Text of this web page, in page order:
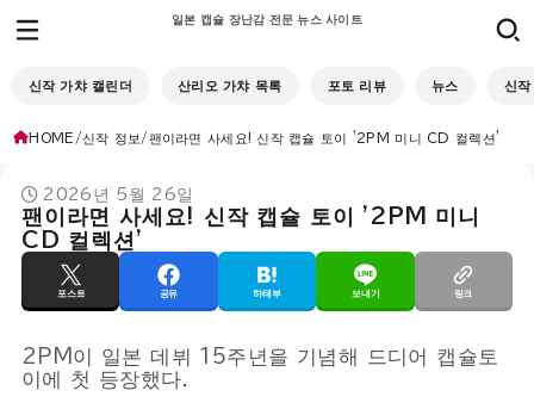
일본 캡슐 장난감 전문 뉴스 사이트
신작 가챠 캘린더 산리오 가챠 목록 포토 리뷰 뉴스 신작
HOME 신작 정보 팬이라면 사세요! 신작 캡슐 토이 '2PM 미니 CD 컬렉션'
2026년 5월 26일
팬이라면 사세요! 신작 캡슐 토이 '2PM 미니
CD 컬렉션'
포스트 공유 하테부 보내기 링크
2PM이 일본 데뷔 15주년을 기념해 드디어 캡슐토
이에 첫 등장했다.